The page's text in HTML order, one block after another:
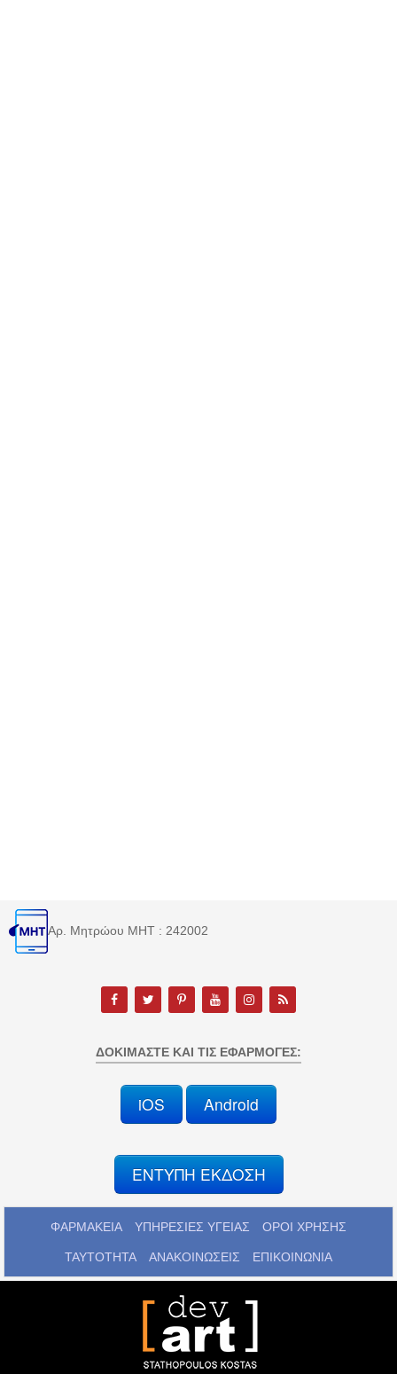
Αρ. Μητρώου MHT : 242002
ΔΟΚΙΜΆΣΤΕ ΚΑΙ ΤΙΣ ΕΦΑΡΜΟΓΈΣ:
iOS Android
ΕΝΤΥΠΗ ΕΚΔΟΣΗ
ΦΑΡΜΑΚΕΙΑ ΥΠΗΡΕΣΙΕΣ ΥΓΕΙΑΣ ΟΡΟΙ ΧΡΗΣΗΣ
ΤΑΥΤΟΤΗΤΑ ΑΝΑΚΟΙΝΩΣΕΙΣ ΕΠΙΚΟΙΝΩΝΙΑ